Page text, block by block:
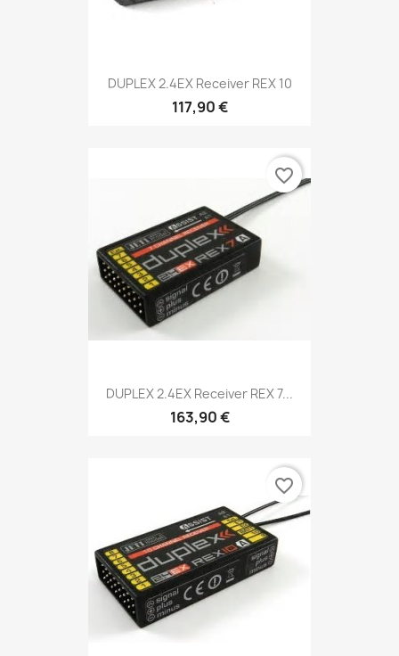
DUPLEX 2.4EX Receiver REX 10
117,90 €
DUPLEX 2.4EX Receiver REX 7...
163,90 €
favorite_border
favorite_border